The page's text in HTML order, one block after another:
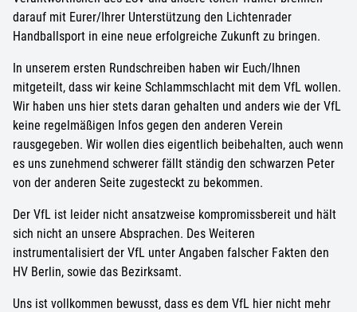
darauf mit Eurer/Ihrer Unterstützung den Lichtenrader
Handballsport in eine neue erfolgreiche Zukunft zu bringen.
In unserem ersten Rundschreiben haben wir Euch/Ihnen
mitgeteilt, dass wir keine Schlammschlacht mit dem VfL wollen.
Wir haben uns hier stets daran gehalten und anders wie der VfL
keine regelmäßigen Infos gegen den anderen Verein
rausgegeben. Wir wollen dies eigentlich beibehalten, auch wenn
es uns zunehmend schwerer fällt ständig den schwarzen Peter
von der anderen Seite zugesteckt zu bekommen.
Der VfL ist leider nicht ansatzweise kompromissbereit und hält
sich nicht an unsere Absprachen. Des Weiteren
instrumentalisiert der VfL unter Angaben falscher Fakten den
HV Berlin, sowie das Bezirksamt.
Uns ist vollkommen bewusst, dass es dem VfL hier nicht mehr